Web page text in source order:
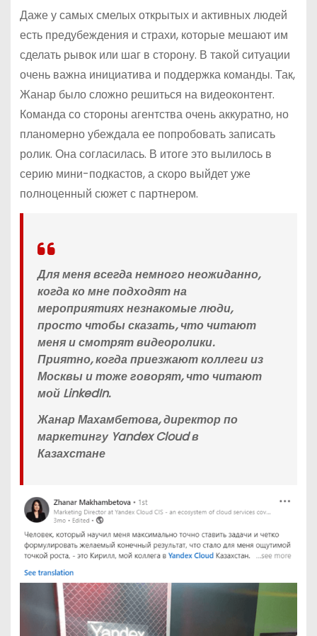
Даже у самых смелых открытых и активных людей
есть предубеждения и страхи, которые мешают им
сделать рывок или шаг в сторону. В такой ситуации
очень важна инициатива и поддержка команды. Так,
Жанар было сложно решиться на видеоконтент.
Команда со стороны агентства очень аккуратно, но
планомерно убеждала ее попробовать записать
ролик. Она согласилась. В итоге это вылилось в
серию мини-подкастов, а скоро выйдет уже
полноценный сюжет с партнером.
Для меня всегда немного неожиданно,
когда ко мне подходят на
мероприятиях незнакомые люди,
просто чтобы сказать, что читают
меня и смотрят видеоролики.
Приятно, когда приезжают коллеги из
Москвы и тоже говорят, что читают
мой LinkedIn.
Жанар Махамбетова, директор по
маркетингу Yandex Cloud в
Казахстане